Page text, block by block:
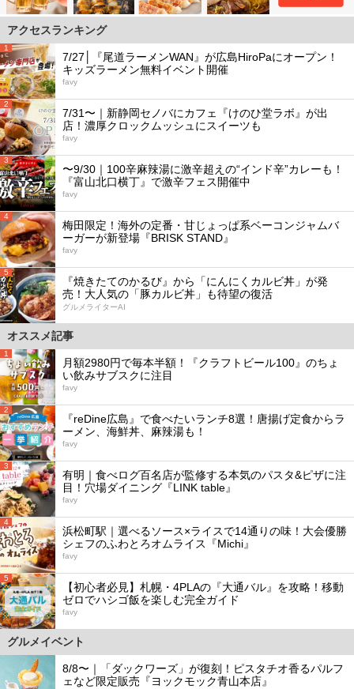
アクセスランキング
1
7/27│『尾道ラーメンWAN』が広島HiroPaにオープン！
キッズラーメン無料イベント開催
favy
2
7/31〜｜新静岡セノバにカフェ『けのひ堂ラボ』が出
店！濃厚クロックムッシュにスイーツも
favy
3
〜9/30｜100辛麻辣湯に激辛超えの“インド辛”カレーも！
『富山北口横丁』で激辛フェス開催中
favy
4
梅田限定！海外の定番・甘じょっぱ系ベーコンジャムバ
ーガーが新登場『BRISK STAND』
favy
5
『焼きたてのかるび』から「にんにくカルビ丼」が発
売！大人気の「豚カルビ丼」も待望の復活
グルメライターAI
オススメ記事
1
月額2980円で毎本半額！『クラフトビール100』のちょ
い飲みサブスクに注目
favy
2
『reDine広島』で食べたいランチ8選！唐揚げ定食からラ
ーメン、海鮮丼、麻辣湯も！
favy
3
有明｜食べログ百名店が監修する本気のパスタ&ピザに注
目！穴場ダイニング『LINK table』
favy
4
浜松町駅｜選べるソース×ライスで14通りの味！大会優勝
シェフのふわとろオムライス『Michi』
favy
5
【初心者必見】札幌・4PLAの『大通バル』を攻略！移動
ゼロでハシゴ飯を楽しむ完全ガイド
favy
グルメイベント
8/8〜｜「ダックワーズ」が復刻！ピスタチオ香るパルフ
ェなど限定販売『ヨックモック青山本店』